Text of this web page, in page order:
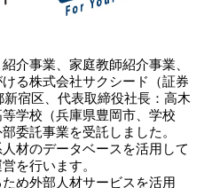
介事業、家庭教師紹介事業、
る株式会社サクシード（証券
宿区、代表取締役社長：高木
学校（兵庫県豊岡市、学校
委託事業を受託しました。
材のデータベースを活用して
を行います。
め外部人材サービスを活用